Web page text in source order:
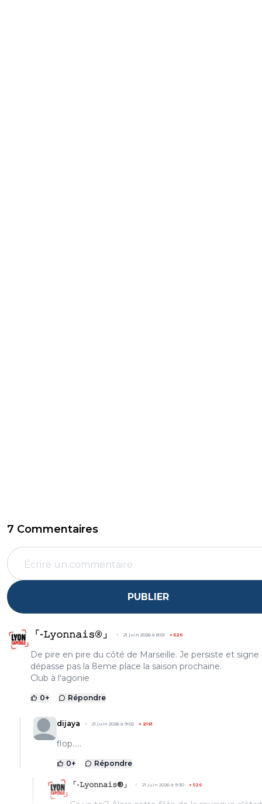
7 Commentaires
PUBLIER
「-𝙻𝚢𝚘𝚗𝚗𝚊𝚒𝚜®」 21 juin 2026 à 8:01 +526
De pire en pire du côté de Marseille. Je persiste et signe
dépasse pas la 8eme place la saison prochaine.
Club à l'agonie
0+ Répondre
dijaya 21 juin 2026 à 9:02 + 2161
flop.....
0+ Répondre
「-𝙻𝚢𝚘𝚗𝚗𝚊𝚒𝚜®」 21 juin 2026 à 9:30 +526